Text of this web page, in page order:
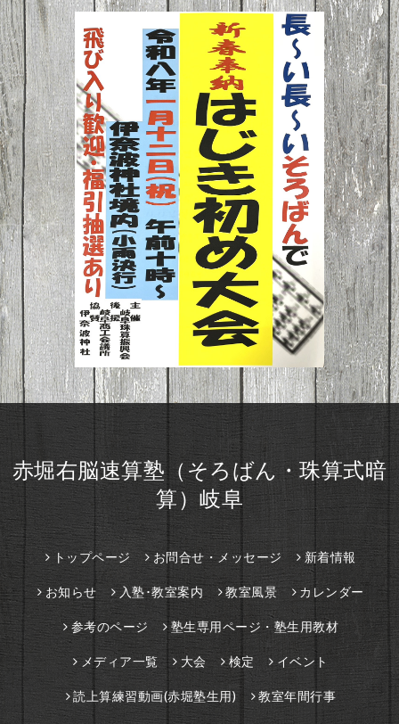
赤堀右脳速算塾（そろばん・珠算式暗
算）岐阜
トップページ お問合せ・メッセージ 新着情報
お知らせ 入塾･教室案内 教室風景 カレンダー
参考のページ 塾生専用ページ・塾生用教材
メディア一覧 大会 検定 イベント
読上算練習動画(赤堀塾生用) 教室年間行事